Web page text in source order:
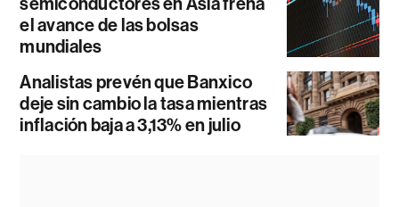
el avance de las bolsas
mundiales
Analistas prevén que Banxico
deje sin cambio la tasa mientras
inflación baja a 3,13% en julio